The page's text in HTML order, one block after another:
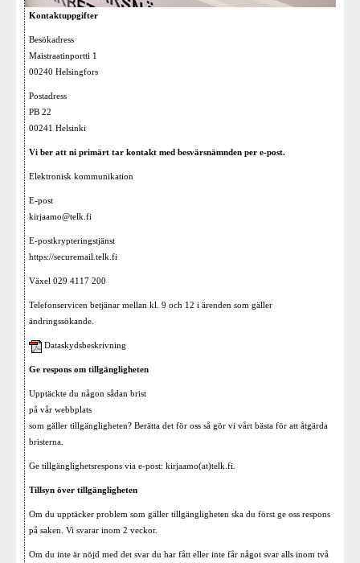
Kontaktuppgifter
Besökadress
Maistraatinportti 1
00240 Helsingfors
Postadress
PB 22
00241 Helsinki
Vi ber att ni primärt tar kontakt med besvärsnämnden per e-post.
Elektronisk kommunikation
E-post
kirjaamo@telk.fi
E-postkrypteringstjänst
https://securemail.telk.fi
Växel 029 4117 200
Telefonservicen betjänar mellan kl. 9 och 12 i ärenden som gäller
ändringssökande.
Dataskydsbeskrivning
Ge respons om tillgängligheten
Upptäckte du någon sådan brist
på vår webbplats
som gäller tillgängligheten? Berätta det för oss så gör vi vårt bästa för att åtgärda
bristerna.
Ge tillgänglighetsrespons via e-post: kirjaamo(at)telk.fi.
Tillsyn över tillgängligheten
Om du upptäcker problem som gäller tillgängligheten ska du först ge oss respons
på saken. Vi svarar inom 2 veckor.
Om du inte är nöjd med det svar du har fått eller inte får något svar alls inom två